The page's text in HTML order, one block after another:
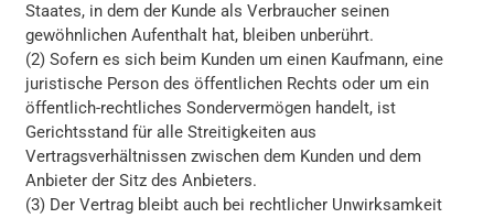
Staates, in dem der Kunde als Verbraucher seinen
gewöhnlichen Aufenthalt hat, bleiben unberührt.
(2) Sofern es sich beim Kunden um einen Kaufmann, eine
juristische Person des öffentlichen Rechts oder um ein
öffentlich-rechtliches Sondervermögen handelt, ist
Gerichtsstand für alle Streitigkeiten aus
Vertragsverhältnissen zwischen dem Kunden und dem
Anbieter der Sitz des Anbieters.
(3) Der Vertrag bleibt auch bei rechtlicher Unwirksamkeit